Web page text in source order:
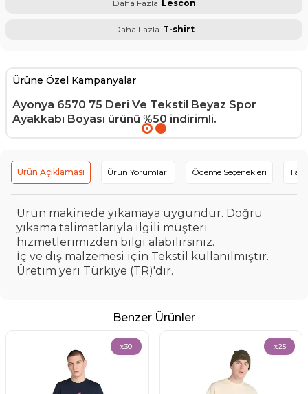
Daha Fazla Lescon
Daha Fazla T-shirt
Ürüne Özel Kampanyalar
Ayonya 6570 75 Deri Ve Tekstil Beyaz Spor
Ayakkabı Boyası ürünü %50 indirimli.
Ürün Açıklaması Ürün Yorumları Ödeme Seçenekleri
Ürün makinede yıkamaya uygundur. Doğru
yıkama talimatlarıyla ilgili müşteri
hizmetlerimizden bilgi alabilirsiniz.
İç ve dış malzemesi için Tekstil kullanılmıştır.
Üretim yeri Türkiye (TR)'dir.
Benzer Ürünler
%30 %25